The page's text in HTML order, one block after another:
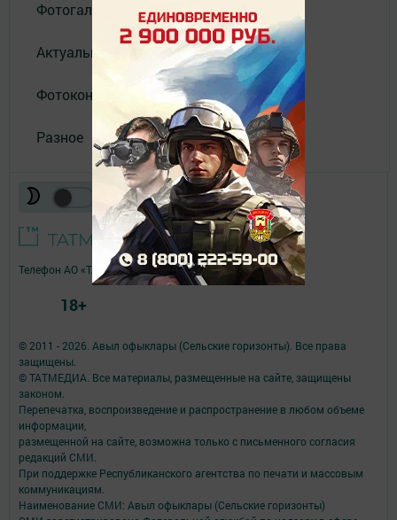
Фотогалереи
Актуальное видео
Фотоконкурс
Разное
© 2011 - 2026. Авыл офыклары (Сельские горизонты). Все права
защищены.
© ТАТМЕДИА. Все материалы, размещенные на сайте, защищены
законом.
Перепечатка, воспроизведение и распространение в любом объеме
информации,
размещенной на сайте, возможна только с письменного согласия
редакций СМИ.
При поддержке Республиканского агентства по печати и массовым
коммуникациям.
Наименование СМИ: Авыл офыклары (Сельские горизонты)
Телефон АО «ТАТМЕДИА»:(843) 222 09 84
18+